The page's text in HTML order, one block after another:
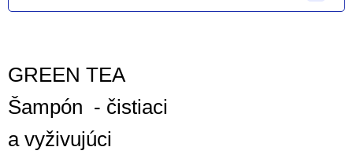
GREEN TEA
Šampón - čistiaci
a vyživujúci